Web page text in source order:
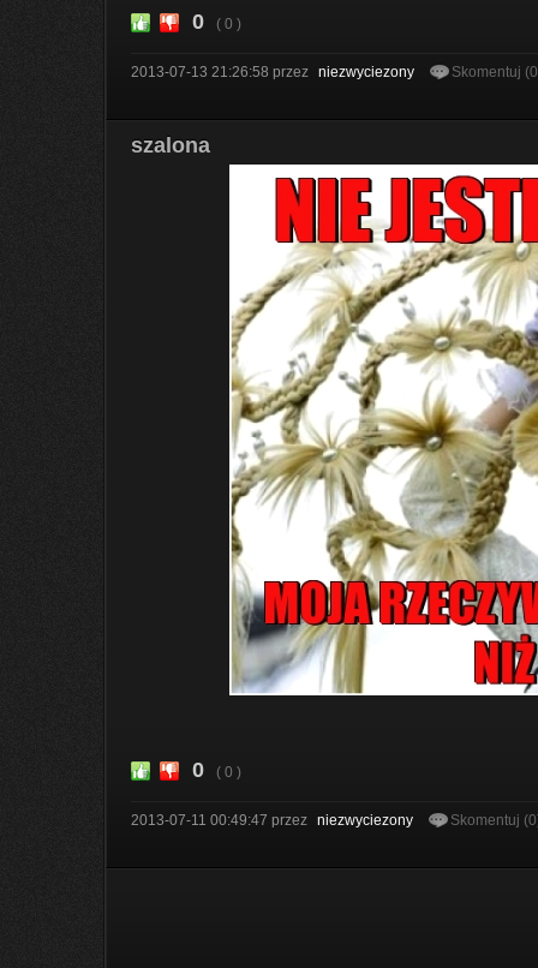
0 ( 0 )
2013-07-13 21:26:58 przez niezwyciezony Skomentuj
szalona
0 ( 0 )
2013-07-11 00:49:47 przez niezwyciezony Skomentuj